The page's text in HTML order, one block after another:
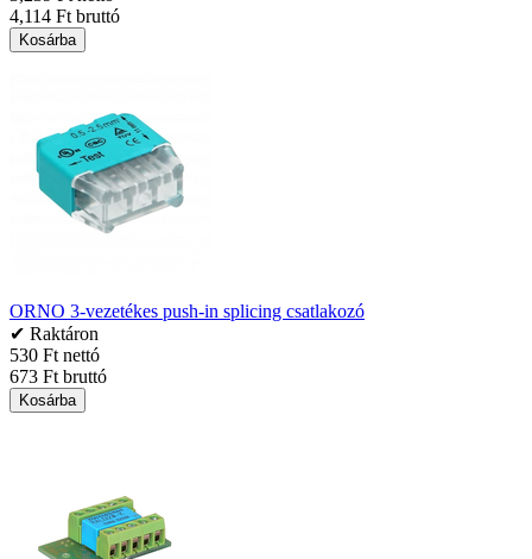
4,114 Ft bruttó
Kosárba
ORNO 3-vezetékes push-in splicing csatlakozó
✔ Raktáron
530 Ft nettó
673 Ft bruttó
Kosárba